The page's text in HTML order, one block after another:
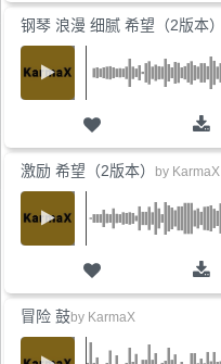
钢琴 浪漫 细腻 希望（2版本）
激励 希望（2版本） by KarmaX
冒险 鼓by KarmaX